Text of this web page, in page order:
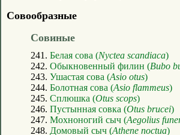
Совообразные
Совиные
241. Белая сова (Nyctea scandiaca)
242. Обыкновенный филин (Bubo
243. Ушастая сова (Asio otus)
244. Болотная сова (Asio flammeus)
245. Сплюшка (Otus scops)
246. Пустынная совка (Otus brucei)
247. Мохноногий сыч (Aegolius
248. Домовый сыч (Athene noctua)